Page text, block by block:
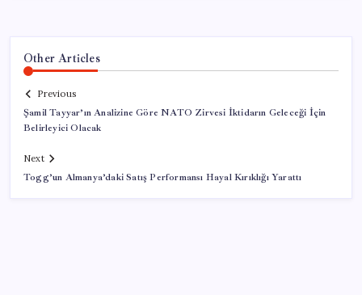
Other Articles
Previous
Şamil Tayyar’ın Analizine Göre NATO Zirvesi İktidarın Geleceği İçin
Belirleyici Olacak
Next
Togg’un Almanya’daki Satış Performansı Hayal Kırıklığı Yarattı